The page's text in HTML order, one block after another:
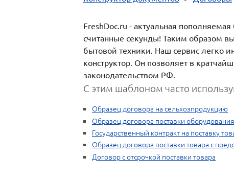
FreshDoc.ru - актуальная
считанные секунды! Таким образом
бытовой техники. Наш сервис легко
конструктор. Он позволяет в
законодательством РФ.
С этим шаблоном часто
Образец договора на сельхозпродукцию
Образец договора поставки
Государственный контракт на поставку
Образец договора поставки товара с
Договор с отсрочкой поставки товара